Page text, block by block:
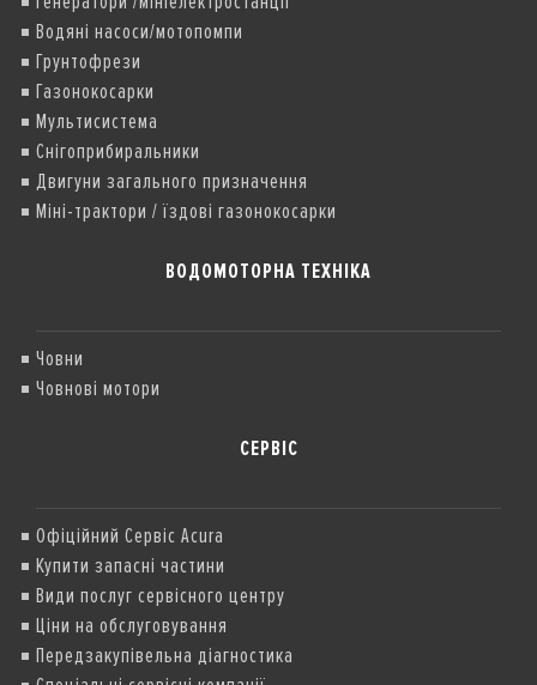
Водяні насоси/мотопомпи
Грунтофрези
Газонокосарки
Мультисистема
Снігоприбиральники
Двигуни загального призначення
Міні-трактори / їздові газонокосарки
ВОДОМОТОРНА ТЕХНІКА
Човни
Човнові мотори
СЕРВІС
Офіційний Сервіс Acura
Купити запасні частини
Види послуг сервісного центру
Ціни на обслуговування
Передзакупівельна діагностика